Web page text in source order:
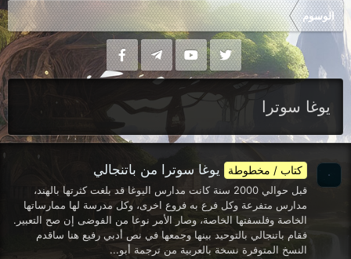
الوسوم
يوغا سوترا
كتاب / مخطوطة يوغا سوترا من باتنجالي
قبل حوالي 2000 سنة كانت مدارس اليوغا قد بلغت كثرتها بالهند،
مدارس متفرعة وكل فرع به فروع اخرى، وكل مدرسة لها ممارساتها
الخاصة وفلسفتها الخاصة، وصار الأمر نوعا من الفوضى إن صح التعبير.
فقام باتنجالي بالتوحيد بينها وجمعها في نص أدبي رفيع هنا ساقدم
النسخ المتوفرة نسخة بالعربية من ترجمة أبو...